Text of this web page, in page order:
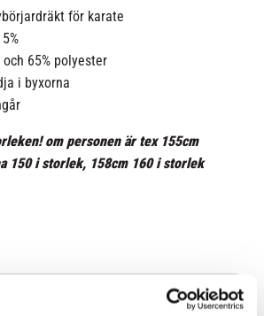
för karate
65% polyester
i byxorna
om personen är tex 155cm
150 i storlek, 158cm 160 i storlek